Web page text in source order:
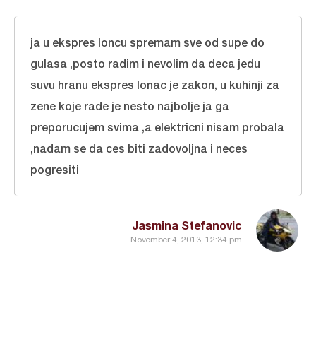
Jasmina Stefanovic
November 4, 2013, 12:34 pm
ja u ekspres loncu spremam sve od supe do
gulasa ,posto radim i nevolim da deca jedu
suvu hranu ekspres lonac je zakon, u kuhinji za
zene koje rade je nesto najbolje ja ga
preporucujem svima ,a elektricni nisam probala
,nadam se da ces biti zadovoljna i neces
pogresiti